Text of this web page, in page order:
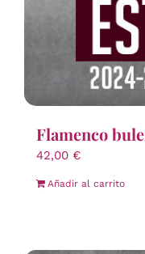
Flamenco
42,00 €
Añadir al carrito